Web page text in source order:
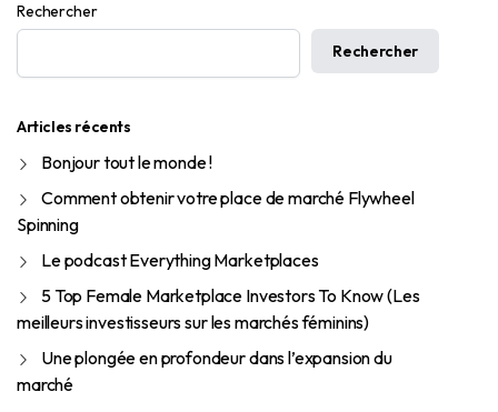
Rechercher
Rechercher
Articles récents
Bonjour tout le monde !
Comment obtenir votre place de marché Flywheel
Spinning
Le podcast Everything Marketplaces
5 Top Female Marketplace Investors To Know (Les
meilleurs investisseurs sur les marchés féminins)
Une plongée en profondeur dans l’expansion du
marché